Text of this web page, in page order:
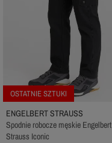
OSTATNIE SZTUKI
ENGELBERT STRAUSS
Spodnie robocze męskie Engelbert
Strauss Iconic